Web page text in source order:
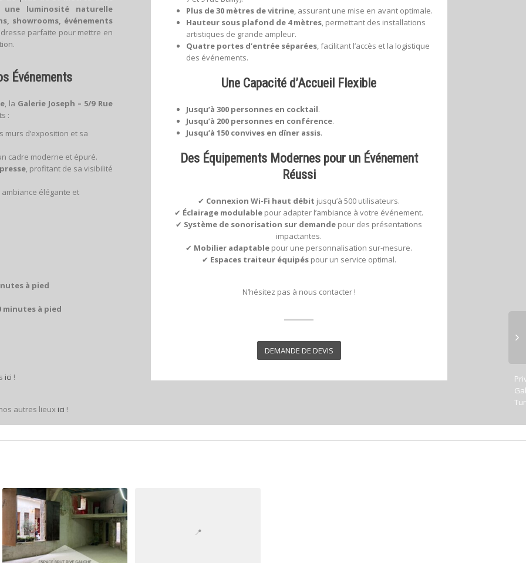
luminosité naturelle
showrooms, événements
parfaite pour mettre en
Événements
, la Galerie Joseph – 5/9 Rue
:
murs d’exposition et sa
cadre moderne et épuré.
, profitant de sa visibilité
élégante et
à pied
minutes à pied
ici !
autres lieux ici !
Plus de 30 mètres de vitrine, assurant une mise en avant optimale.
Hauteur sous plafond de 4 mètres, permettant des installations
artistiques de grande ampleur.
Quatre portes d’entrée séparées, facilitant l’accès et la logistique
des événements.
Une Capacité d’Accueil Flexible
Jusqu’à 300 personnes en cocktail.
Jusqu’à 200 personnes en conférence.
Jusqu’à 150 convives en dîner assis.
Des Équipements Modernes pour un Événement
Réussi
✔ Connexion Wi-Fi haut débit jusqu’à 500 utilisateurs.
✔ Éclairage modulable pour adapter l’ambiance à votre événement.
✔ Système de sonorisation sur demande pour des présentations
impactantes.
✔ Mobilier adaptable pour une personnalisation sur-mesure.
✔ Espaces traiteur équipéspour un service optimal.
N’hésitez pas à nous contacter !
DEMANDE DE DEVIS
📍